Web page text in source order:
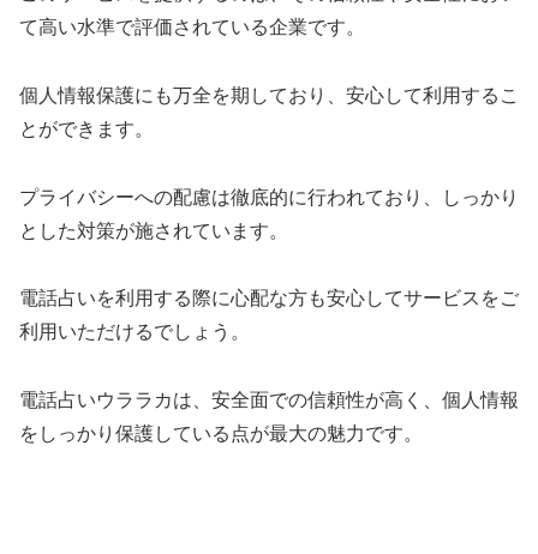
て高い水準で評価されている企業です。
個人情報保護にも万全を期しており、安心して利用するこ
とができます。
プライバシーへの配慮は徹底的に行われており、しっかり
とした対策が施されています。
電話占いを利用する際に心配な方も安心してサービスをご
利用いただけるでしょう。
電話占いウララカは、安全面での信頼性が高く、個人情報
をしっかり保護している点が最大の魅力です。